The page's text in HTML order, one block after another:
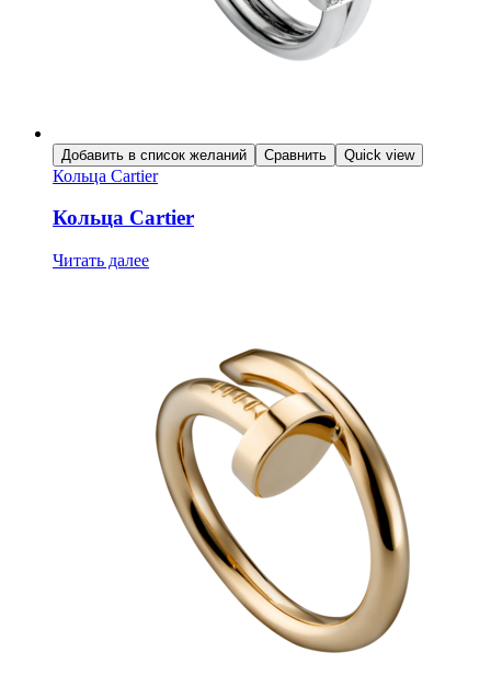
Добавить в список желаний Сравнить Quick view
Кольца Cartier
Кольца Cartier
Читать далее